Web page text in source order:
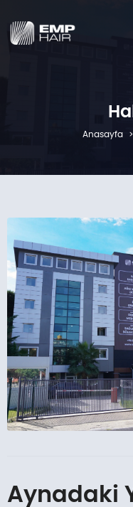
Anasayfa
Aynadaki